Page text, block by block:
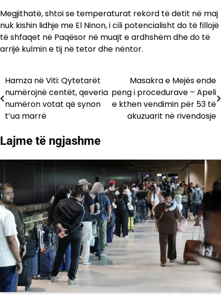
Megjithatë, shtoi se temperaturat rekord të detit në maj
nuk kishin lidhje me El Ninon, i cili potencialisht do të fillojë
të shfaqet në Paqësor në muajt e ardhshëm dhe do të
arrijë kulmin e tij në tetor dhe nëntor.
Lëvizje
te
postimet
Hamza në Viti: Qytetarët
numërojnë centët, qeveria
numëron votat që synon
t’ua marrë
Masakra e Mejës ende
peng i procedurave – Apeli
e kthen vendimin për 53 të
akuzuarit në rivendosje
Lajme të ngjashme